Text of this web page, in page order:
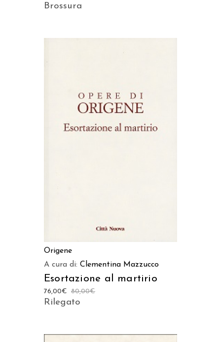
Brossura
Origene
A cura di: Clementina Mazzucco
Esortazione al martirio
80,00€
76,00€
Rilegato